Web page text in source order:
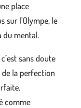
place
sur l’Olympe, le
du mental.
sans doute
de la perfection
comme